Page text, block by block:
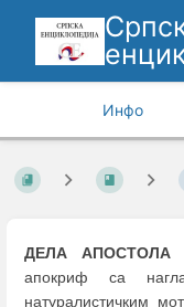
Инфо
ДЕЛА АПОСТОЛА
апокриф са
натуралистичким